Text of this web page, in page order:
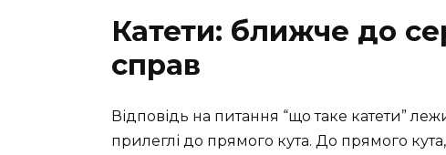
Катети: ближче до
справ
Відповідь на питання “що таке катети”
прилеглі до прямого кута. До прямого